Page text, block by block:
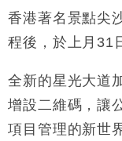
14:49
財經｜大摩
13:49
本地｜華嫂
12:11
機
香港著名景點尖
程後，於上月 31
全新的星光大道
增設二維碼，讓
項目管理的新世